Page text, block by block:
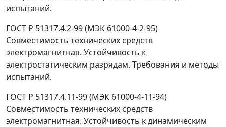
испытаний.
ГОСТ Р 51317.4.2-99 (МЭК 61000-4-2-95)
Совместимость технических средств
электромагнитная. Устойчивость к
электростатическим разрядам. Требования и методы
испытаний.
ГОСТ Р 51317.4.11-99 (МЭК 61000-4-11-94)
Совместимость технических средств
электромагнитная. Устойчивость к динамическим